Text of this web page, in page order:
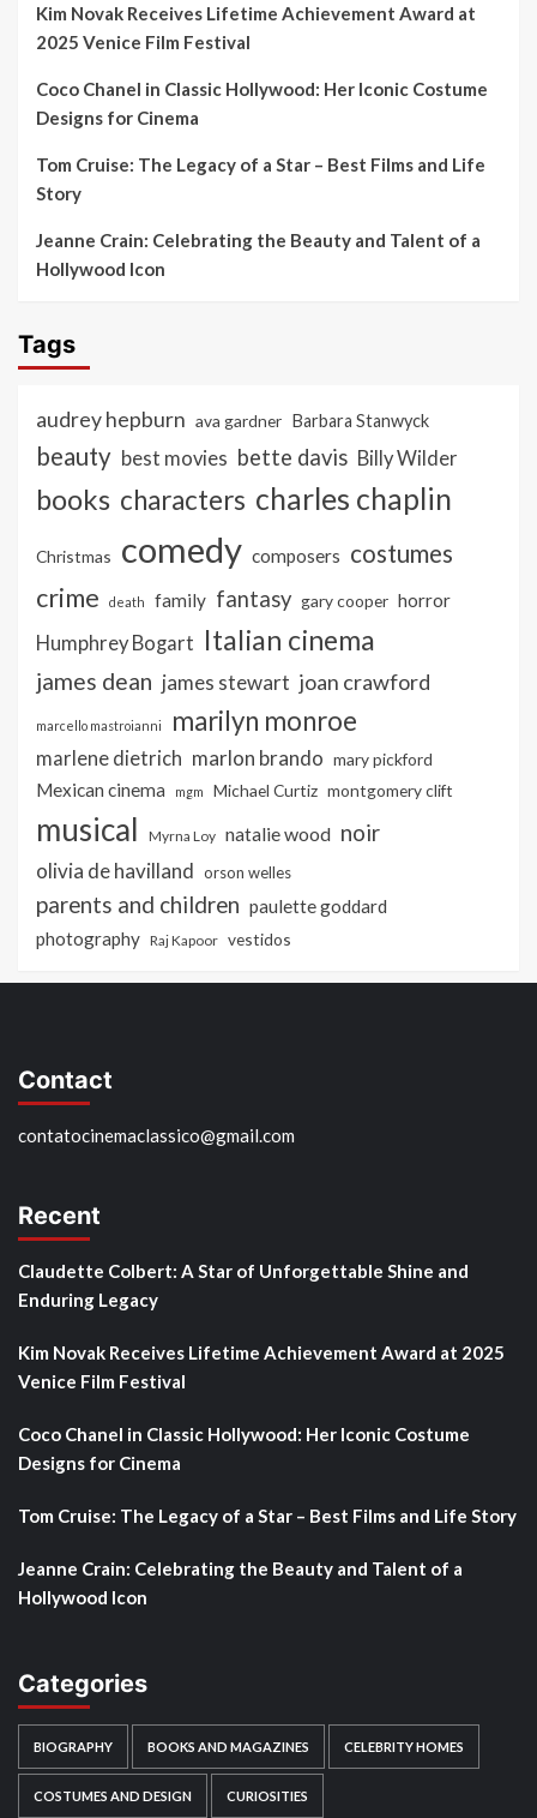
Kim Novak Receives Lifetime Achievement Award at
2025 Venice Film Festival
Coco Chanel in Classic Hollywood: Her Iconic Costume
Designs for Cinema
Tom Cruise: The Legacy of a Star – Best Films and Life
Story
Jeanne Crain: Celebrating the Beauty and Talent of a
Hollywood Icon
Tags
audrey hepburn ava gardner Barbara Stanwyck
beauty best movies bette davis Billy Wilder
books characters charles chaplin
Christmas comedy composers costumes
crime death family fantasy gary cooper horror
Humphrey Bogart Italian cinema
james dean james stewart joan crawford
marcello mastroianni marilyn monroe
marlene dietrich marlon brando mary pickford
Mexican cinema mgm Michael Curtiz montgomery clift
musical Myrna Loy natalie wood noir
olivia de havilland orson welles
parents and children paulette goddard
photography Raj Kapoor vestidos
Contact
contatocinemaclassico@gmail.com
Recent
Claudette Colbert: A Star of Unforgettable Shine and
Enduring Legacy
Kim Novak Receives Lifetime Achievement Award at 2025
Venice Film Festival
Coco Chanel in Classic Hollywood: Her Iconic Costume
Designs for Cinema
Tom Cruise: The Legacy of a Star – Best Films and Life Story
Jeanne Crain: Celebrating the Beauty and Talent of a
Hollywood Icon
Categories
BIOGRAPHY BOOKS AND MAGAZINES CELEBRITY HOMES
COSTUMES AND DESIGN CURIOSITIES